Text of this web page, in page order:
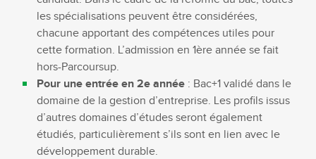
les spécialisations peuvent être considérées,
chacune apportant des compétences utiles pour
cette formation. L’admission en 1ère année se fait
hors-Parcoursup.
Pour une entrée en 2e année : Bac+1 validé dans le
domaine de la gestion d’entreprise. Les profils issus
d’autres domaines d’études seront également
étudiés, particulièrement s’ils sont en lien avec le
développement durable.